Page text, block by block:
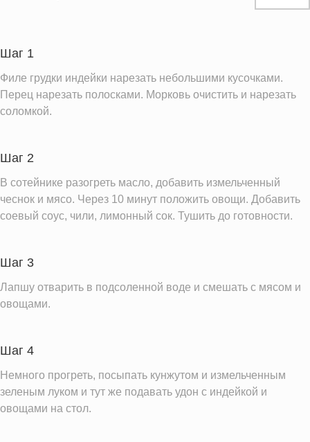
Пищевые волокна
Сахар
8.1 г
Холестерин
163.5 мг
Вода
Магний
Кальций
78.8 мг
Железо
5.3 мг
Витамин А
694.2 IU
Информация для одной порции
Шаг 1
Филе грудки индейки нарезать небольшими кусочками.
Перец нарезать полосками. Морковь очистить и нарезать
соломкой.
Шаг 2
В сотейнике разогреть масло, добавить измельченный
чеснок и мясо. Через 10 минут положить овощи. Добавить
соевый соус, чили, лимонный сок. Тушить до готовности.
Шаг 3
Лапшу отварить в подсоленной воде и смешать с мясом и
овощами.
Шаг 4
Немного прогреть, посыпать кунжутом и измельченным
зеленым луком и тут же подавать удон с индейкой и
овощами на стол.